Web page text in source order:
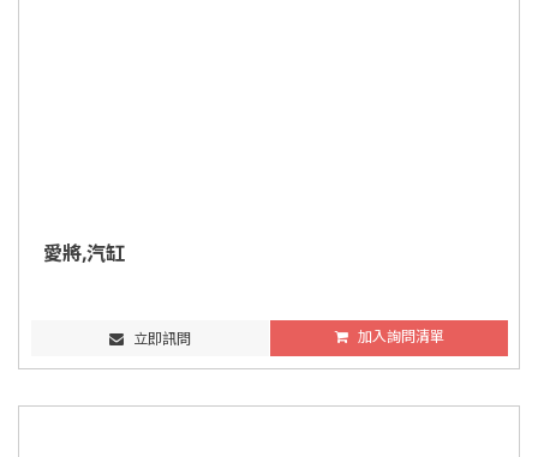
愛將,汽缸
立即訊問 加入詢問清單